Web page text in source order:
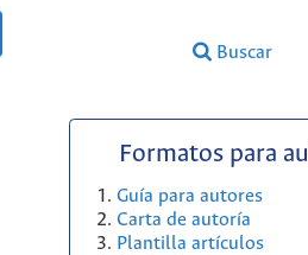
Buscar
Formatos para
Guía para autores
Carta de autoría
Plantilla artículos